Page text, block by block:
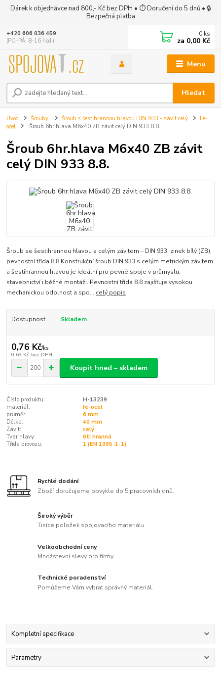
Dárek k objednávce nad 800,- Kč bez DPH • ⏱ Doručení do 5 dnů • 🔒
Bezpečná platba
Menu
Hledat
+420 606 036 459
(PO-PÁ, 8-16 hod.)
0 ks
za 0,00 Kč
Úvod Šrouby Šroub s šestihrannou hlavou DIN 933 - závit celý
Fe-
ocel
Šroub 6hr.hlava M6x40 ZB závit celý DIN 933 8.8.
Šroub 6hr.hlava M6x40 ZB závit
celý DIN 933 8.8.
Šroub se šestihrannou hlavou a celým závitem – DIN 933, zinek bílý (ZB),
pevnostní třída 8.8 Konstrukční šroub DIN 933 s celým metrickým závitem
a šestihrannou hlavou je ideální pro pevné spoje v průmyslu,
stavebnictví i běžné montáži. Pevnostní třída 8.8 zajišťuje vysokou
mechanickou odolnost a spo... celý popis
Dostupnost Skladem
0,76 Kč/ks
0,63 Kč bez DPH
Koupit hned – skladem
Číslo produktu:
H-13239
materiál:
fe-ocel
průměr:
6 mm
Délka:
40 mm
Závit:
celý
Tvar hlavy:
6ti hranná
Třída provozu:
1 (EN 1995-1-1)
Rychlé dodání
Zboží doručujeme obvykle do 5 pracovních dnů.
Široký výběr
Tisíce položek spojovacího materiálu.
Velkoobchodní ceny
Množstevní slevy pro firmy.
Technické poradenství
Pomůžeme Vám vybrat správný materiál.
Kompletní specifikace
Parametry